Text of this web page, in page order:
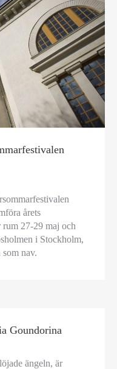
årets
rum 27-29 maj och
i Stockholm,
nav.
Goundorina
ängeln, är